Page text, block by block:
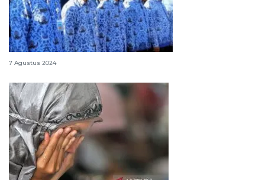
Daftar gaji pokok PNS Gol IV 2024
7 Agustus 2024